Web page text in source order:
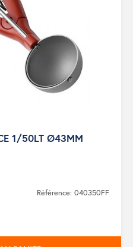
1/50LT Ø43MM
Référence: 040350FF